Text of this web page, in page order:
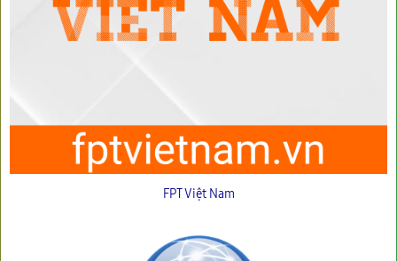
FPT Việt Nam